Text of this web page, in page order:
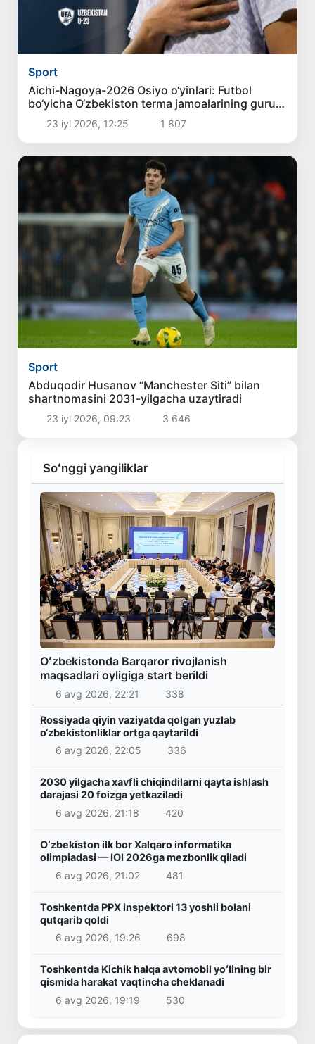
Sport
Aichi-Nagoya-2026 Osiyo o‘yinlari: Futbol
bo‘yicha O‘zbekiston terma jamoalarining guruh
bosqichidagi raqiblari aniqlandi
23 iyl 2026, 12:25 1 807
Sport
Abduqodir Husanov “Manchester Siti” bilan
shartnomasini 2031-yilgacha uzaytiradi
23 iyl 2026, 09:23 3 646
Soʻnggi yangiliklar
Oʻzbekistonda Barqaror rivojlanish
maqsadlari oyligiga start berildi
6 avg 2026, 22:21 338
Rossiyada qiyin vaziyatda qolgan yuzlab
o‘zbekistonliklar ortga qaytarildi
6 avg 2026, 22:05
336
2030 yilgacha xavfli chiqindilarni qayta ishlash
darajasi 20 foizga yetkaziladi
6 avg 2026, 21:18
420
Oʻzbekiston ilk bor Xalqaro informatika
olimpiadasi — IOI 2026ga mezbonlik qiladi
6 avg 2026, 21:02
481
Toshkentda PPX inspektori 13 yoshli bolani
qutqarib qoldi
6 avg 2026, 19:26
698
Toshkentda Kichik halqa avtomobil yoʻlining bir
qismida harakat vaqtincha cheklanadi
6 avg 2026, 19:19
530